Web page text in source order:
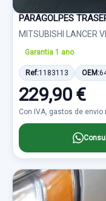
PARAGOLPES
MITSUBISHI LANCER
Garantia 1 ano
Ref:1183113 OEM:
229,90 €
Con IVA, gastos de envio